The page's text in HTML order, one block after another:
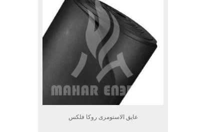
عایق الاستومری روکا فلکس